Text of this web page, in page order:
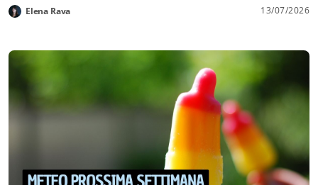
Elena Rava 13/07/2026